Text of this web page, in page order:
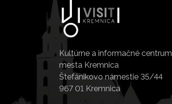
Kultúrne a informačné centrum
mesta Kremnica
Štefánikovo námestie 35/44
967 01 Kremnica